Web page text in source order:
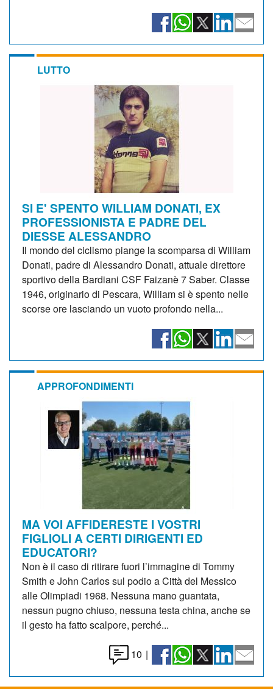
LUTTO
SI E' SPENTO WILLIAM DONATI, EX
PROFESSIONISTA E PADRE DEL
DIESSE ALESSANDRO
Il mondo del ciclismo piange la scomparsa di William
Donati, padre di Alessandro Donati, attuale direttore
sportivo della Bardiani CSF Faizanè 7 Saber. Classe
1946, originario di Pescara, William si è spento nelle
scorse ore lasciando un vuoto profondo nella...
APPROFONDIMENTI
MA VOI AFFIDERESTE I VOSTRI
FIGLIOLI A CERTI DIRIGENTI ED
EDUCATORI?
Non è il caso di ritirare fuori l’immagine di Tommy
Smith e John Carlos sul podio a Città del Messico
alle Olimpiadi 1968. Nessuna mano guantata,
nessun pugno chiuso, nessuna testa china, anche se
il gesto ha fatto scalpore, perché...
10 |